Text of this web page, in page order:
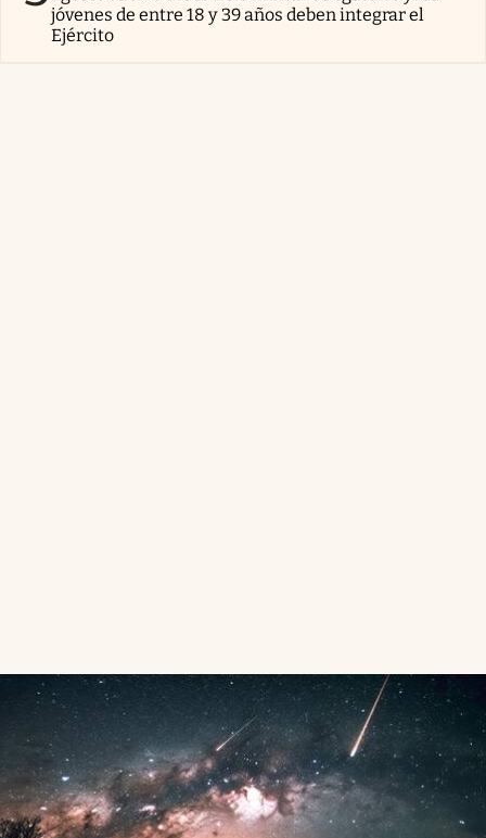
jóvenes de entre 18 y 39 años deben integrar el
Ejército